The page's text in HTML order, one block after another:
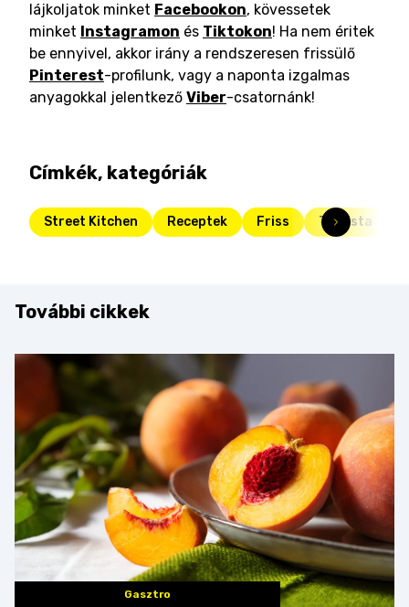
lájkoljatok minket Facebookon, kövessetek
minket Instagramon és Tiktokon! Ha nem éritek
be ennyivel, akkor irány a rendszeresen frissülő
Pinterest-profilunk, vagy a naponta izgalmas
anyagokkal jelentkező Viber-csatornánk!
Címkék, kategóriák
Street Kitchen Receptek Friss Toplista
További cikkek
Gasztro